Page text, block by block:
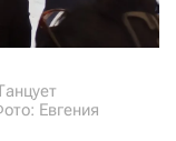
Евгения